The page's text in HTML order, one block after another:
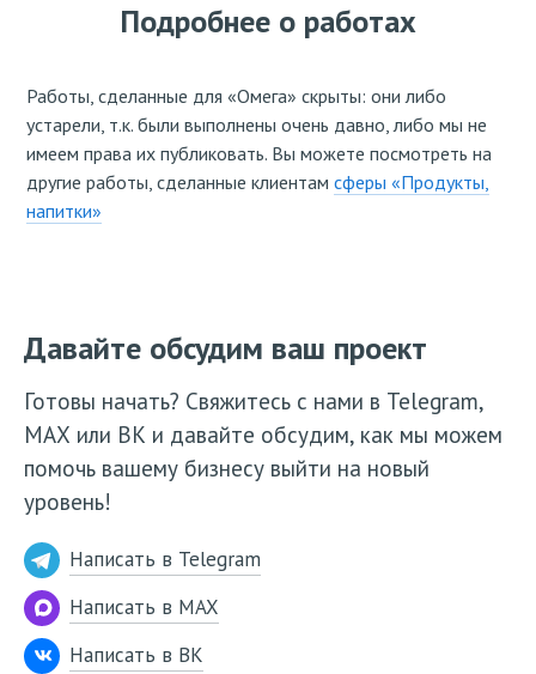
Подробнее о работах
Работы, сделанные для «Омега» скрыты: они либо
устарели, т.к. были выполнены очень давно, либо мы не
имеем права их публиковать. Вы можете посмотреть на
другие работы, сделанные клиентам сферы «Продукты,
напитки»
Давайте обсудим ваш проект
Готовы начать? Свяжитесь с нами в Telegram,
МАХ или ВК и давайте обсудим, как мы можем
помочь вашему бизнесу выйти на новый
уровень!
Написать в Telegram
Написать в MAX
Написать в ВК